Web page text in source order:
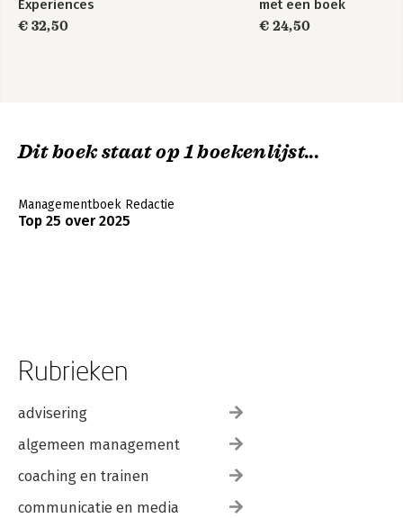
Experiences
€ 32,50
met een boek
€ 24,50
Dit boek staat op 1 boekenlijst...
Managementboek Redactie
Top 25 over 2025
Rubrieken
advisering
algemeen management
coaching en trainen
communicatie en media